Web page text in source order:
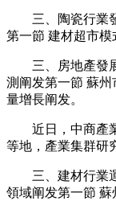
三、陶瓷行業發
第一節 建材超市模
三、房地產發展
測阐发第一節 蘇
量增長阐发。
近日，中商產業
等地，產業集群研
三、建材行業運
領域阐发第一節